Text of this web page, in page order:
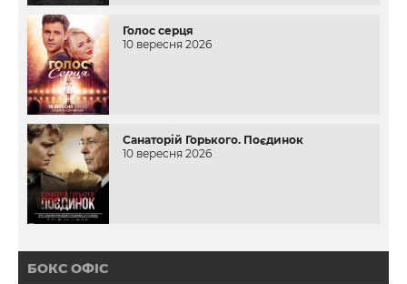
Голос серця
10 вересня 2026
Санаторій Горького. Поєдинок
10 вересня 2026
БОКС ОФІС